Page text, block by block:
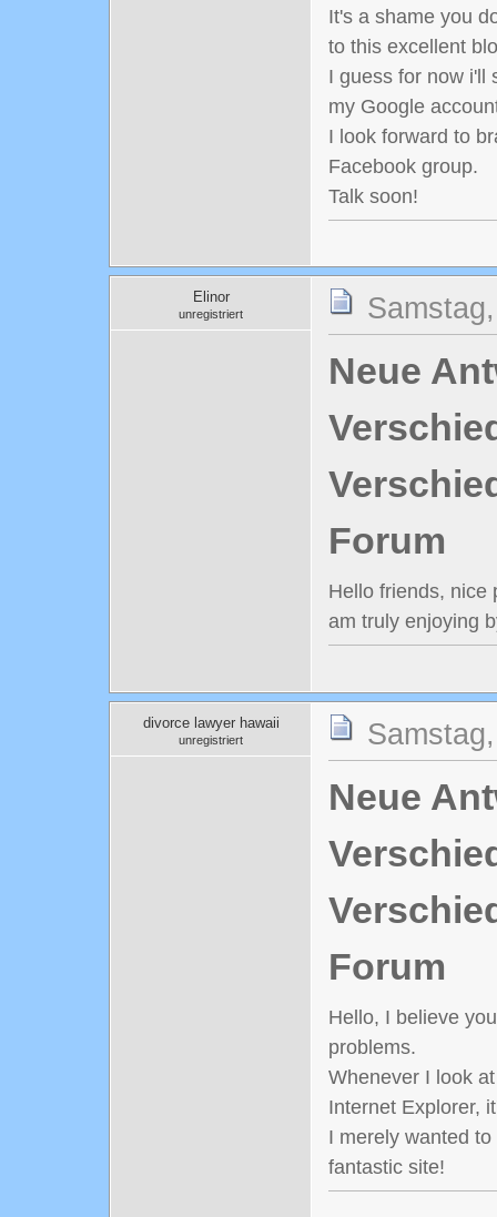
It's a shame you
to this excellent
I guess for now i'll
my Google
I look forward to
Facebook group.
Talk soon!
Elinor
unregistriert
Neue
Forum
Hello friends, nice
am truly enjoying
divorce lawyer hawaii
unregistriert
Neue
Forum
Hello, I believe
problems.
Whenever I look
Internet Explorer,
I merely wanted
fantastic site!